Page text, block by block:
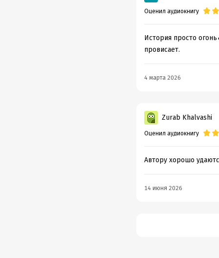
Оценил аудиокнигу
История просто
провисает.
4 марта 2026
Zurab Khalvashi
Оценил аудиокнигу
Автору хорошо
14 июня 2026